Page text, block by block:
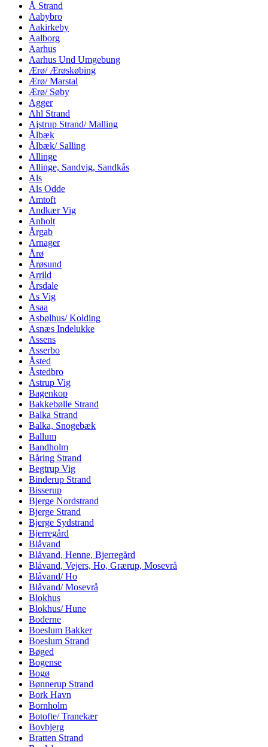
Å Strand
Aabybro
Aakirkeby
Aalborg
Aarhus
Aarhus Und Umgebung
Ærø/ Ærøskøbing
Ærø/ Marstal
Ærø/ Søby
Agger
Ahl Strand
Ajstrup Strand/ Malling
Ålbæk
Ålbæk/ Salling
Allinge
Allinge, Sandvig, Sandkås
Als
Als Odde
Amtoft
Andkær Vig
Anholt
Årgab
Arnager
Årø
Årøsund
Arrild
Årsdale
As Vig
Asaa
Asbølhus/ Kolding
Asnæs Indelukke
Assens
Asserbo
Åsted
Åstedbro
Astrup Vig
Bagenkop
Bakkebølle Strand
Balka Strand
Balka, Snogebæk
Ballum
Bandholm
Båring Strand
Begtrup Vig
Binderup Strand
Bisserup
Bjerge Nordstrand
Bjerge Strand
Bjerge Sydstrand
Bjerregård
Blåvand
Blåvand, Henne, Bjerregård
Blåvand, Vejers, Ho, Grærup, Mosevrå
Blåvand/ Ho
Blåvand/ Mosevrå
Blokhus
Blokhus/ Hune
Boderne
Boeslum Bakker
Boeslum Strand
Bøged
Bogense
Bogø
Bønnerup Strand
Bork Havn
Bornholm
Botofte/ Tranekær
Bovbjerg
Bratten Strand